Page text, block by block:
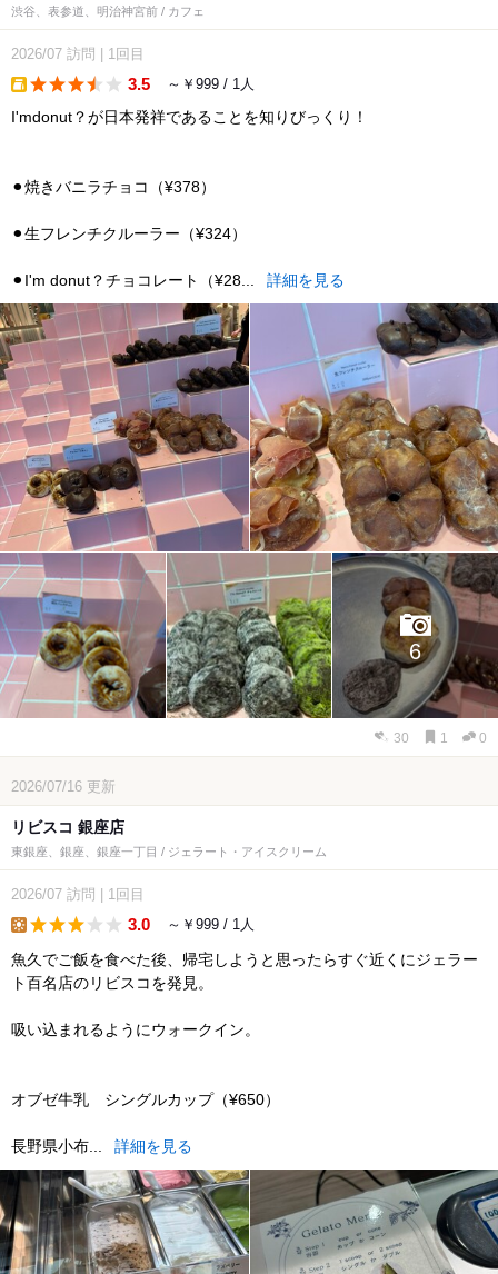
渋谷、表参道、明治神宮前 / カフェ
2026/07 訪問 1回目
3.5 ～￥999 / 1人
I'mdonut？が日本発祥であることを知りびっくり！
⚫︎焼きバニラチョコ（¥378）
⚫︎生フレンチクルーラー（¥324）
⚫︎I'm donut？チョコレート（¥28... 詳細を見る
6
30 1 0
2026/07/16 更新
リビスコ 銀座店
東銀座、銀座、銀座一丁目 / ジェラート・アイスクリーム
2026/07 訪問 1回目
3.0 ～￥999 / 1人
魚久でご飯を食べた後、帰宅しようと思ったらすぐ近くにジェラー
ト百名店のリビスコを発見。
吸い込まれるようにウォークイン。
オブゼ牛乳 シングルカップ（¥650）
長野県小布... 詳細を見る